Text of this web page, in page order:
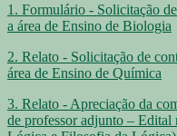
1. Formulário - Solicitação
a área de Ensino de Biologia
2. Relato - Solicitação de
área de Ensino de Química
3. Relato - Apreciação da
de professor adjunto – Edital